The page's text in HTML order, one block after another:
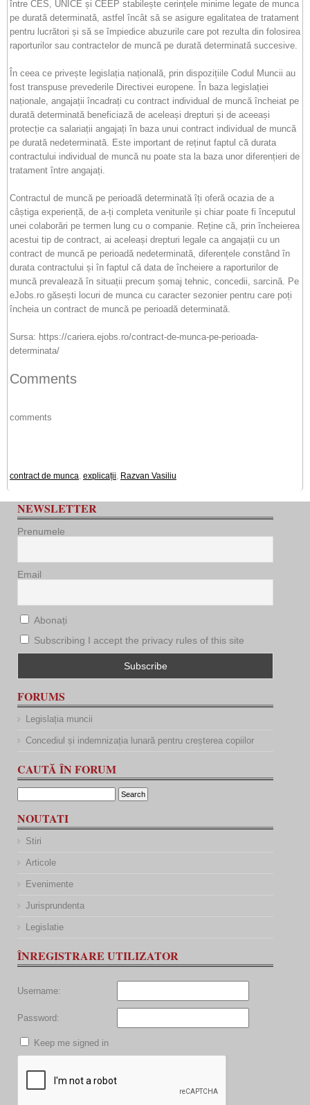
între CES, UNICE și CEEP stabilește cerințele minime legate de munca
pe durată determinată, astfel încât să se asigure egalitatea de tratament
pentru lucrători și să se împiedice abuzurile care pot rezulta din folosirea
raporturilor sau contractelor de muncă pe durată determinată succesive.
În ceea ce privește legislația națională, prin dispozițiile Codul Muncii au
fost transpuse prevederile Directivei europene. În baza legislației
naționale, angajații încadrați cu contract individual de muncă încheiat pe
durată determinată beneficiază de aceleași drepturi și de aceeași
protecție ca salariații angajați în baza unui contract individual de muncă
pe durată nedeterminată. Este important de reținut faptul că durata
contractului individual de muncă nu poate sta la baza unor diferențieri de
tratament între angajați.
Contractul de muncă pe perioadă determinată îți oferă ocazia de a
câștiga experiență, de a-ți completa veniturile și chiar poate fi începutul
unei colaborări pe termen lung cu o companie. Reține că, prin încheierea
acestui tip de contract, ai aceleași drepturi legale ca angajații cu un
contract de muncă pe perioadă nedeterminată, diferențele constând în
durata contractului și în faptul că data de încheiere a raporturilor de
muncă prevalează în situații precum șomaj tehnic, concedii, sarcină. Pe
eJobs.ro găsești locuri de munca cu caracter sezonier pentru care poți
încheia un contract de muncă pe perioadă determinată.
Sursa: https://cariera.ejobs.ro/contract-de-munca-pe-perioada-
determinata/
Comments
comments
contract de munca, explicații, Razvan Vasiliu
NEWSLETTER
Prenumele
Email
Abonați
Subscribing I accept the privacy rules of this site
FORUMS
Legislația muncii
Concediul și indemnizația lunară pentru creșterea copiilor
CAUTĂ ÎN FORUM
NOUTATI
Stiri
Articole
Evenimente
Jurisprundenta
Legislatie
ÎNREGISTRARE UTILIZATOR
Username:
Password:
Keep me signed in